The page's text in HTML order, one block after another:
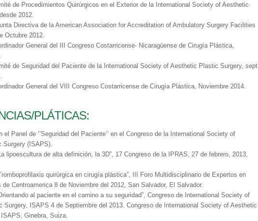
de Procedimientos Quirúrgicos en el Exterior de la International Society of Aesthetic
2012.
Directiva de la American Association for Accreditation of Ambulatory Surgery Facilities
Octubre 2012.
General del III Congreso Costarricense- Nicaragüense de Cirugía Plástica,
de Seguridad del Paciente de la International Society of Aesthetic Plastic Surgery, sept
General del VIII Congreso Costarricense de Cirugía Plástica, Noviembre 2014.
PLÁTICAS:
el Panel de ‘’Seguridad del Paciente’’ en el Congreso de la International Society of
(ISAPS).
lipoescultura de alta definición, la 3D”, 17 Congreso de la IPRAS, 27 de febrero, 2013,
quirúrgica en cirugía plástica”, III Foro Multidisciplinario de Expertos en
de Centroamerica 8 de Noviembre del 2012, San Salvador, El Salvador.
al paciente en el camino a su seguridad”, Congreso de International Society of
Surgery, ISAPS 4 de Septiembre del 2013. Congreso de International Society of Aesthetic
Ginebra, Suiza.